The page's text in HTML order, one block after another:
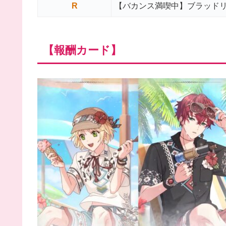
R 【バカンス満喫中】ブラッド
【報酬カード】